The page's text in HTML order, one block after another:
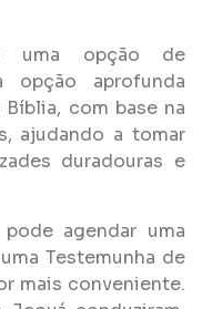
uma opção de
opção aprofunda
com base na
ajudando a tomar
duradouras e
agendar uma
Testemunha de
mais conveniente.